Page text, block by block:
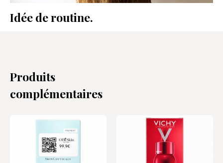
Idée de routine.
Produits
complémentaires